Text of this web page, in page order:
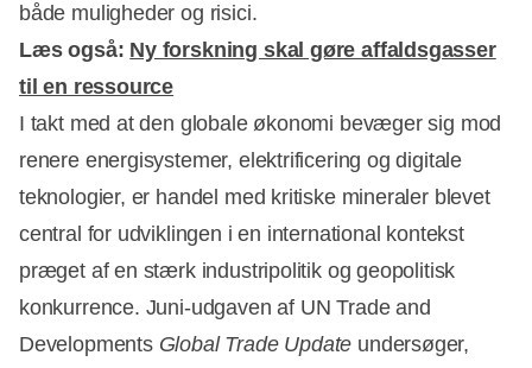
både muligheder og risici.
Læs også: Ny forskning skal gøre affaldsgasser
til en ressource
Annonce
I takt med at den globale økonomi bevæger sig mod
renere energisystemer, elektrificering og digitale
teknologier, er handel med kritiske mineraler blevet
central for udviklingen i en international kontekst
præget af en stærk industripolitik og geopolitisk
konkurrence. Juni-udgaven af UN Trade and
Developments Global Trade Update undersøger,